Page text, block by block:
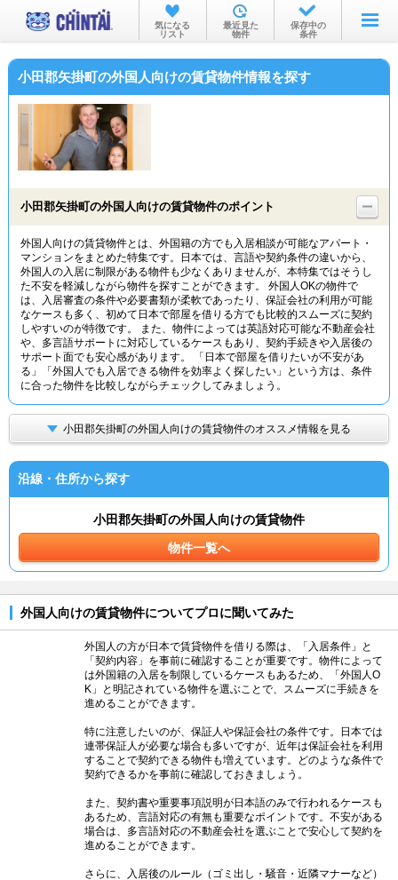
お部屋を探す
沿線・駅から
物件特集から
TOP
気になる
リスト
最近見た
物件
保存中の
条件
小田郡矢掛町の外国人向けの賃貸物件情報を探す
小田郡矢掛町の外国人向けの賃貸物件のポイント
外国人向けの賃貸物件とは、外国籍の方でも入居相談が可能なアパート・
マンションをまとめた特集です。日本では、言語や契約条件の違いから、
外国人の入居に制限がある物件も少なくありませんが、本特集ではそうし
た不安を軽減しながら物件を探すことができます。 外国人OKの物件で
は、入居審査の条件や必要書類が柔軟であったり、保証会社の利用が可能
なケースも多く、初めて日本で部屋を借りる方でも比較的スムーズに契約
しやすいのが特徴です。 また、物件によっては英語対応可能な不動産会社
や、多言語サポートに対応しているケースもあり、契約手続きや入居後の
サポート面でも安心感があります。 「日本で部屋を借りたいが不安があ
る」「外国人でも入居できる物件を効率よく探したい」という方は、条件
に合った物件を比較しながらチェックしてみましょう。
小田郡矢掛町の外国人向けの賃貸物件のオススメ情報を見る
沿線・住所から探す
小田郡矢掛町の外国人向けの賃貸物件
物件一覧へ
外国人向けの賃貸物件についてプロに聞いてみた
外国人の方が日本で賃貸物件を借りる際は、「入居条件」と
「契約内容」を事前に確認することが重要です。物件によって
は外国籍の入居を制限しているケースもあるため、「外国人O
K」と明記されている物件を選ぶことで、スムーズに手続きを
進めることができます。
特に注意したいのが、保証人や保証会社の条件です。日本では
連帯保証人が必要な場合も多いですが、近年は保証会社を利用
することで契約できる物件も増えています。どのような条件で
契約できるかを事前に確認しておきましょう。
また、契約書や重要事項説明が日本語のみで行われるケースも
あるため、言語対応の有無も重要なポイントです。不安がある
場合は、多言語対応の不動産会社を選ぶことで安心して契約を
進めることができます。
さらに、入居後のルール（ゴミ出し・騒音・近隣マナーなど）